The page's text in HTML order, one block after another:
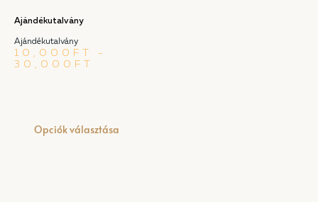
Ajándékutalvány
Ajándékutalvány
10,000 FT –
30,000 FT
Opciók választása